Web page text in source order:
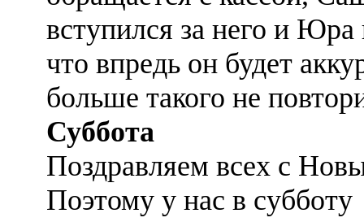
вступился за него и
что впредь он будет
больше такого не
Суббота
Поздравляем всех с
Поэтому у нас в